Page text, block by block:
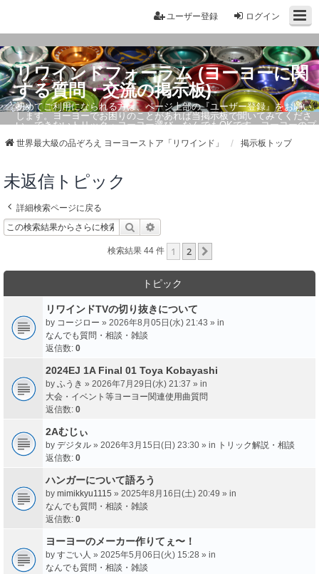
ログイン
ユーザー登録
リワインドフォーラム (ヨーヨーに関
する質問・交流の掲示板)
初めてご利用になられる方は、ページ上部の『ユーザー登録』をお願い
します。ヨーヨーでお困りのことがあれば当掲示板で聞いてみてくださ
い。できないトリック・ヨーヨー選び、なんでもOKです。ヨーヨーのプ
世界最大級の品ぞろえ ヨーヨーストア「リワインド」 掲示板トップ
未返信トピック
詳細検索ページに戻る
検索
検索結果 44 件 1 2
トピック
リワインドTVの切り抜きについて
by コージロー » 2026年8月05日(水) 21:43 » in
なんでも質問・相談・雑談
返信数: 0
2024EJ 1A Final 01 Toya Kobayashi
by ふうき » 2026年7月29日(水) 21:37 » in
大会・イベント等ヨーヨー関連使用曲質問
返信数: 0
2Aむじぃ
by デジタル » 2026年3月15日(日) 23:30 » in トリック解説・相談
返信数: 0
ハンガーについて語ろう
by mimikkyu1115 » 2025年8月16日(土) 20:49 » in
なんでも質問・相談・雑談
返信数: 0
ヨーヨーのメーカー作りてぇ〜！
by すごい人 » 2025年5月06日(火) 15:28 » in
なんでも質問・相談・雑談